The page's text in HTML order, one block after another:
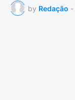
by Redação -